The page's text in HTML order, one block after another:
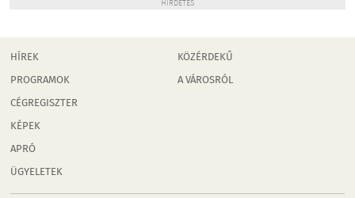
HIRDETÉS
HÍREK
PROGRAMOK
CÉGREGISZTER
KÉPEK
APRÓ
ÜGYELETEK
KÖZÉRDEKŰ
A VÁROSRÓL